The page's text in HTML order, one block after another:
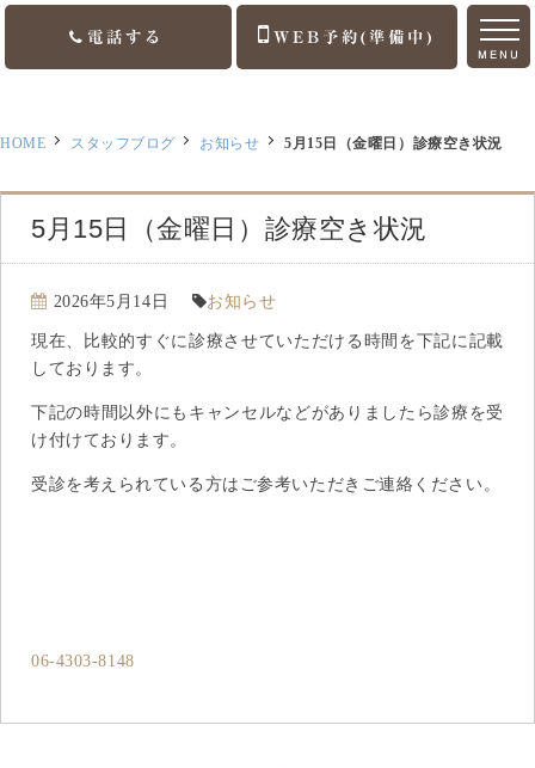
電話する WEB予約(準備中)
MENU
診療案内
医院案内
HOME スタッフブログ お知らせ 5月15日（金曜日）診療空き状況
5月15日（金曜日）診療空き状況
2026年5月14日 お知らせ
現在、比較的すぐに診療させていただける時間を下記に記載
しております。
下記の時間以外にもキャンセルなどがありましたら診療を受
け付けております。
受診を考えられている方はご参考いただきご連絡ください。
06-4303-8148